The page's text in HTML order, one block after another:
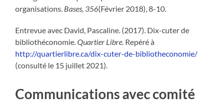
organisations. Bases, 356(Février 2018), 8-10.
Entrevue avec David, Pascaline. (2017). Dix-cuter de
bibliothéconomie.Quartier Libre. Repéré à
http://quartierlibre.ca/dix-cuter-de-bibliotheconomie/
(consulté le 15 juillet 2021).
Communications avec comité